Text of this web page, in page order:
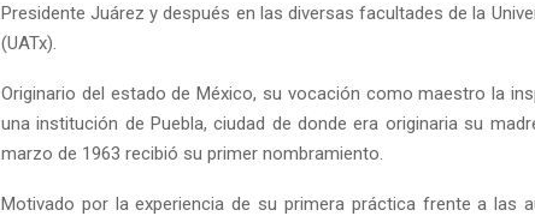
Presidente Juárez y después en las diversas facultades de la
(UATx).
Originario del estado de México, su vocación como maestro la
una institución de Puebla, ciudad de donde era originaria su
marzo de 1963 recibió su primer nombramiento.
Motivado por la experiencia de su primera práctica frente a las